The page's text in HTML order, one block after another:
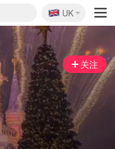
🇬🇧
UK
关注